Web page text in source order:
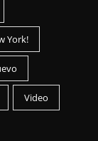
York!
Video